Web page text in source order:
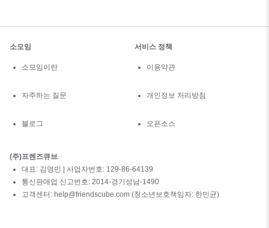
소모임
소모임이란
자주하는 질문
블로그
서비스 정책
이용약관
개인정보 처리방침
오픈소스
(주)프렌즈큐브
대표: 김영민 | 사업자번호: 129-86-64139
통신판매업 신고번호: 2014-경기성남-1490
고객센터: help@friendscube.com (청소년보호책임자: 한민균)